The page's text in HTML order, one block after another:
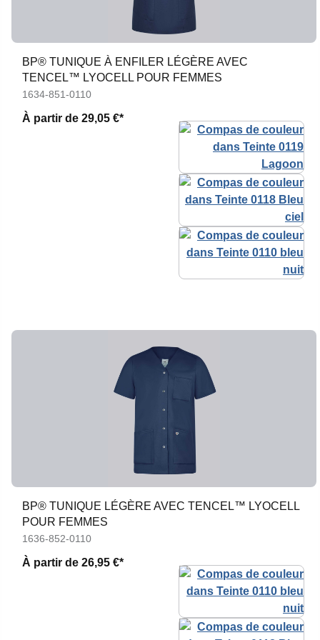
BP® TUNIQUE À ENFILER LÉGÈRE AVEC
TENCEL™ LYOCELL POUR FEMMES
1634-851-0110
À partir de 29,05 €*
BP® TUNIQUE LÉGÈRE AVEC TENCEL™ LYOCELL
POUR FEMMES
1636-852-0110
À partir de 26,95 €*